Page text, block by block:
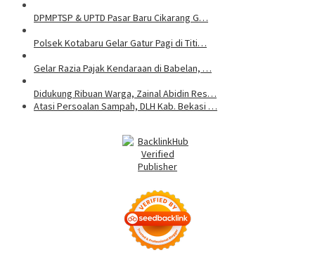
DPMPTSP & UPTD Pasar Baru Cikarang G…
Polsek Kotabaru Gelar Gatur Pagi di Titi…
Gelar Razia Pajak Kendaraan di Babelan, …
Didukung Ribuan Warga, Zainal Abidin Res…
Atasi Persoalan Sampah, DLH Kab. Bekasi …